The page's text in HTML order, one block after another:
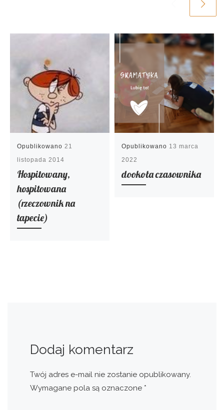
Opublikowano 21
listopada 2014
Hospitowany,
hospitowana
(rzeczownik na
tapecie)
Opublikowano 13 marca
2022
dookoła czasownika
Dodaj komentarz
Twój adres e-mail nie zostanie opublikowany.
Wymagane pola są oznaczone *